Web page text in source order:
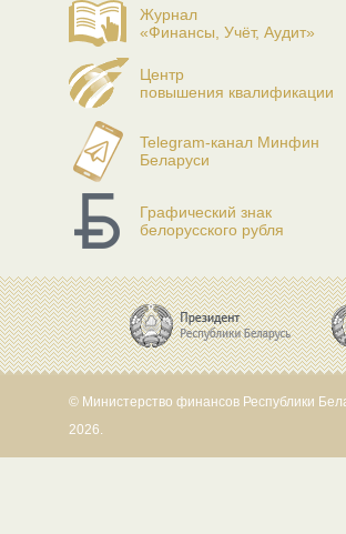
Журнал
«Финансы, Учёт, Аудит»
Центр
повышения квалификации
Telegram-канал Минфин
Беларуси
Графический знак
белорусского рубля
© Министерство финансов Республики
2026.